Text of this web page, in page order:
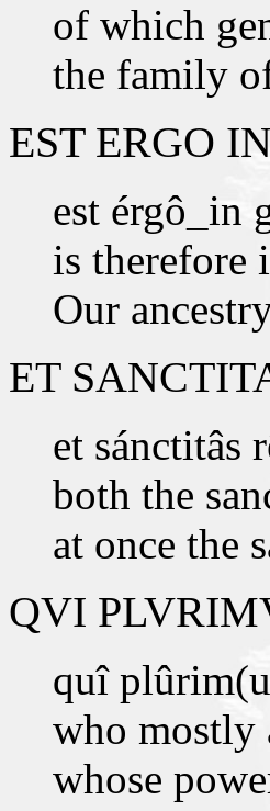
of which
the family
EST ERGO
est érgô_in
is therefore
Our
ET
et sánctitâs
both the
at once the
QVI
quî
who mostly
whose